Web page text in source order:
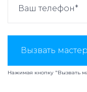
Вызвать
Нажимая кнопку "Вызвать